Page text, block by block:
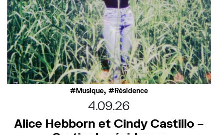
Musique, Résidence
4.09.26
Alice Hebborn et Cindy Castillo –